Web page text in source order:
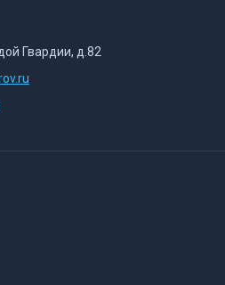
Гвардии, д.82